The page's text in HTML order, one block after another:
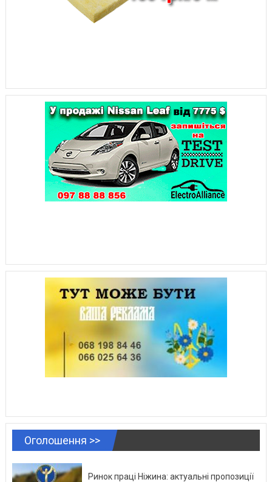
Оголошення >>
Ринок праці Ніжина: актуальні пропозиції